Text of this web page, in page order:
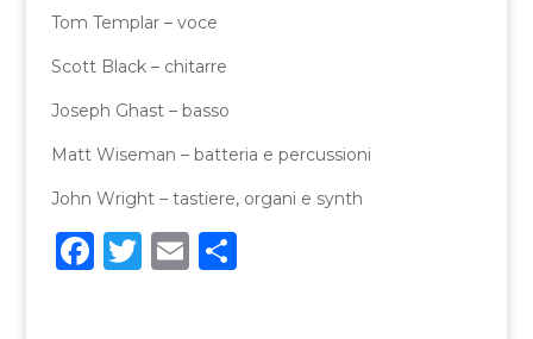
Tom Templar – voce
Scott Black – chitarre
Joseph Ghast – basso
Matt Wiseman – batteria e percussioni
John Wright – tastiere, organi e synth
F T E C